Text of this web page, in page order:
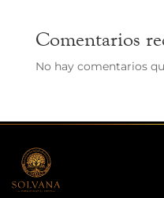
Comentarios
No hay comentarios